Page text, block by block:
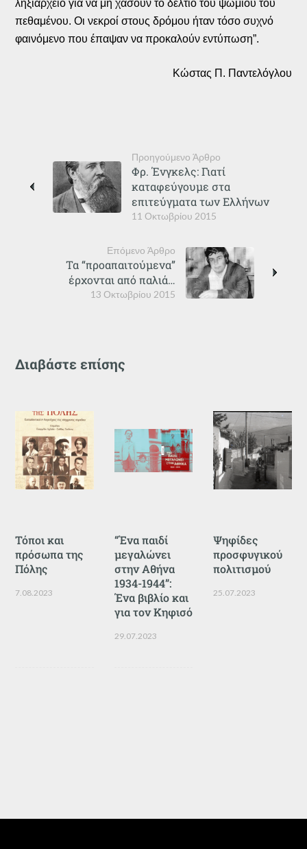
ληξιαρχείο για να μη χάσουν το δελτίο του ψωμιού του
πεθαμένου. Οι νεκροί στους δρόμου ήταν τόσο συχνό
φαινόμενο που έπαψαν να προκαλούν εντύπωση”.
Κώστας Π. Παντελόγλου
Προηγούμενο Άρθρο
11 Οκτωβρίου 2015
Φρ. Ένγκελς: Γιατί
καταφεύγουμε στα
επιτεύγματα των Ελλήνων
Επόμενο Άρθρο
13 Οκτωβρίου 2015
Τα “προαπαιτούμενα”
έρχονται από παλιά…
Διαβάστε επίσης
Τόποι και
πρόσωπα της
Πόλης
7.08.2023
“Ένα παιδί
μεγαλώνει
στην Αθήνα
1934-1944”:
Ένα βιβλίο και
για τον Κηφισό
29.07.2023
Ψηφίδες
προσφυγικού
πολιτισμού
25.07.2023